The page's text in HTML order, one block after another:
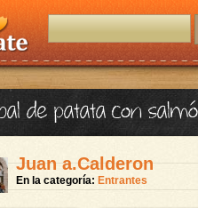
de patata con
Juan a.Calderon
En la categoría: Entrantes